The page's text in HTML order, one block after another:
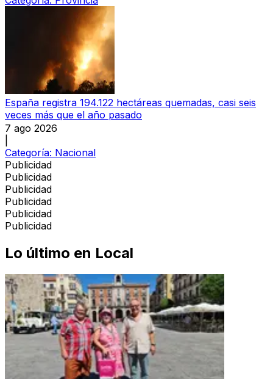
España registra 194.122 hectáreas quemadas, casi seis
veces más que el año pasado
7 ago 2026
Categoría: Nacional
Publicidad
Publicidad
Publicidad
Publicidad
Publicidad
Publicidad
Lo último en Local